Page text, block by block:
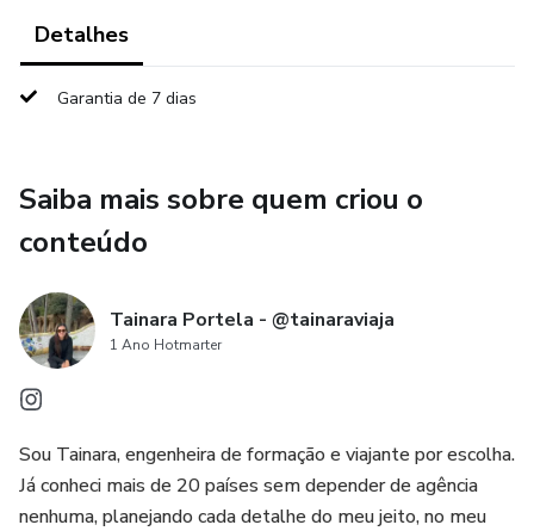
Beauvais) e quanto custa cada opção
bicicleta Vélib e o cartão Navigo Découverte
✔ Os bairros mais estratégicos para se hospedar: Le
Marais, Quartier Latin, Montmartre e mais
✔ Os clássicos que você tem que conhecer: Torre Eiffel,
Louvre, Arco do Triunfo, Sacré-Coeur, Museu d'Orsay, Rio
Sena
✔ Dicas de economia e o que realmente vale o ingresso (e
o que não vale)
Detalhes
Garantia de 7 dias
Saiba mais sobre quem criou o
conteúdo
Tainara Portela - @tainaraviaja
1 Ano Hotmarter
Sou Tainara, engenheira de formação e viajante por escolha.
Já conheci mais de 20 países sem depender de agência
nenhuma, planejando cada detalhe do meu jeito, no meu